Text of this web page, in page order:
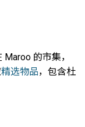
的市集，
精选物品，包含杜